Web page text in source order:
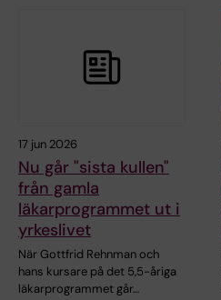
17 jun 2026
Nu går "sista kullen"
från gamla
läkarprogrammet ut i
yrkeslivet
När Gottfrid Rehnman och
hans kursare på det 5,5-åriga
läkarprogrammet går…